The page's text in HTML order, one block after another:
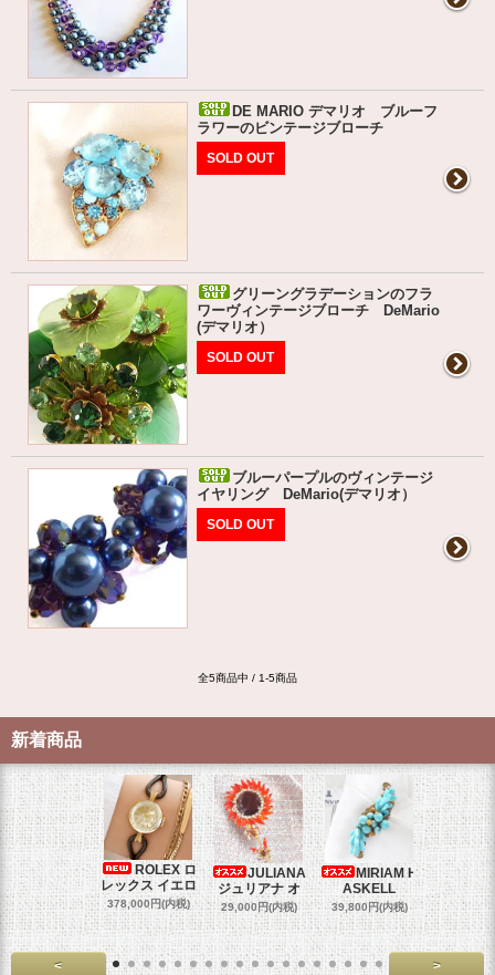
DE MARIO デマリオ ブルーフ
ラワーのビンテージブローチ
SOLD OUT
グリーングラデーションのフラ
ワーヴィンテージブローチ DeMario
(デマリオ）
SOLD OUT
ブルーパープルのヴィンテージ
イヤリング DeMario(デマリオ）
SOLD OUT
全5商品中 / 1-5商品
新着商品
ROLEX ロ
レックス イエロ
378,000円(内税)
JULIANA
ジュリアナ オ
29,000円(内税)
MIRIAM H
ASKELL
39,800円(内税)
オメガマ
スダ
458,000円
< >